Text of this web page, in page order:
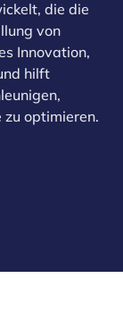
die die
von
Innovation,
hilft
optimieren.